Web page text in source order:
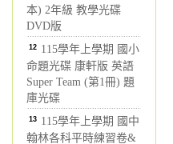
本) 2年級 教學光碟
DVD版
12 115學年上學期 國小
命題光碟 康軒版 英語
Super Team (第1冊) 題
庫光碟
13 115學年上學期 國中
翰林各科平時練習卷&